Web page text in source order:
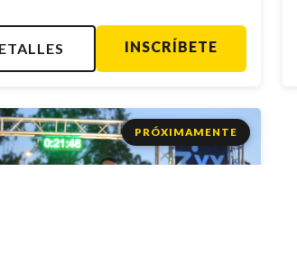
INSCRÍBETE
PRÓXIMAMENTE